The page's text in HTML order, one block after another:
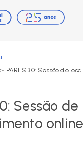
>
Sessão de
online